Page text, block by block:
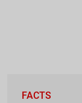
FACTS